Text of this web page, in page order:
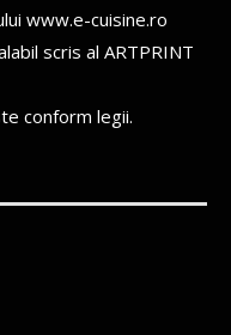
www.e-cuisine.ro
scris al ARTPRINT
conform legii.